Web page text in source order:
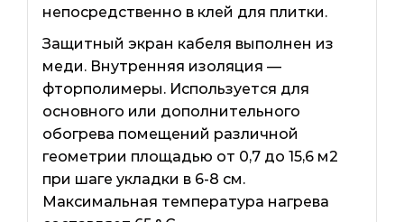
непосредственно в клей для плитки.
Защитный экран кабеля выполнен из
меди. Внутренняя изоляция —
фторполимеры. Используется для
основного или дополнительного
обогрева помещений различной
геометрии площадью от 0,7 до 15,6 м2
при шаге укладки в 6-8 см.
Максимальная температура нагрева